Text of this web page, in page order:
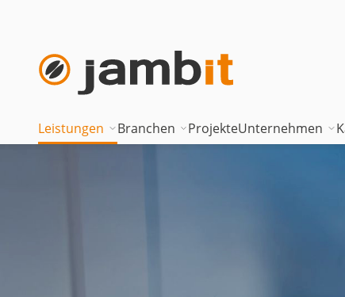
Leistungen
AI Transformation Consulting
Branchen
Automotive
ProjekteUnternehmen
Where